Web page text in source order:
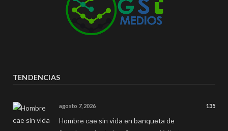
TENDENCIAS
agosto 7, 2026 135
Hombre cae sin vida en banqueta de